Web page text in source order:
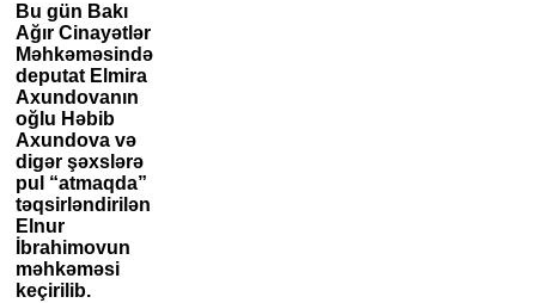
Bu gün Bakı
Ağır Cinayətlər
Məhkəməsində
deputat Elmira
Axundovanın
oğlu Həbib
Axundova və
digər şəxslərə
pul “atmaqda”
təqsirləndirilən
Elnur
İbrahimovun
məhkəməsi
keçirilib.